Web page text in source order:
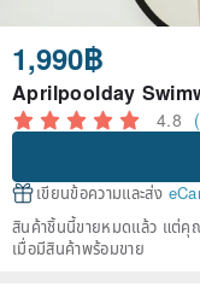
1,990฿
Aprilpoolday
4.8
เขียนข้อความและส่ง
สินค้าชิ้นนี้ขายหมดแล้ว แต่คุ
เมื่อมีสินค้าพร้อมขาย